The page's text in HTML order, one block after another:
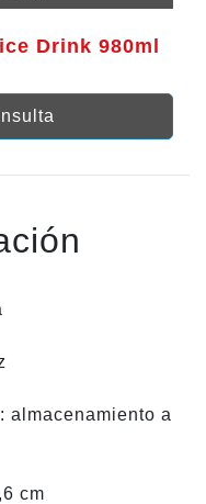
Drink 980ml
almacenamiento a
cm